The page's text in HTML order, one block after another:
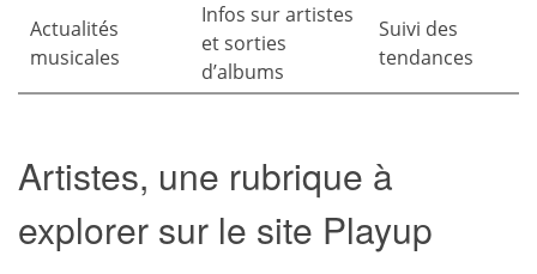
Actualités
musicales
Infos sur artistes
et sorties
d’albums
Suivi des
tendances
Artistes, une rubrique à
explorer sur le site Playup